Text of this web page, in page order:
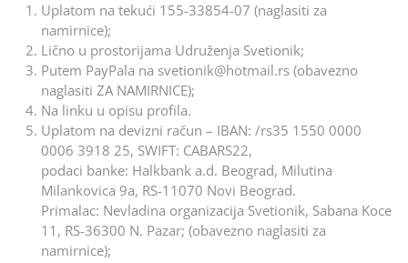
Uplatom na tekući 155-33854-07 (naglasiti za
namirnice);
Lično u prostorijama Udruženja Svetionik;
Putem PayPala na svetionik@hotmail.rs (obavezno
naglasiti ZA NAMIRNICE);
Na linku u opisu profila.
Uplatom na devizni račun – IBAN: /rs35 1550 0000
0006 3918 25, SWIFT: CABARS22,
podaci banke: Halkbank a.d. Beograd, Milutina
Milankovica 9a, RS-11070 Novi Beograd.
Primalac: Nevladina organizacija Svetionik, Sabana Koce
11, RS-36300 N. Pazar; (obavezno naglasiti za
namirnice);